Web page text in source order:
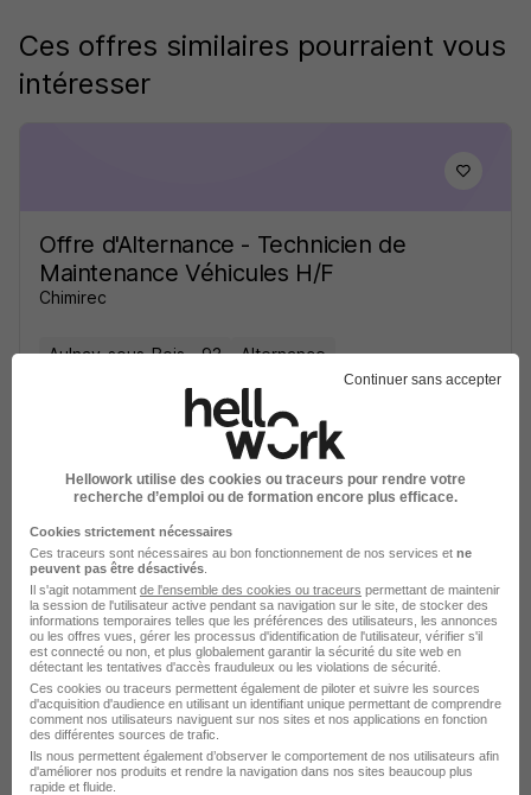
Ces offres similaires pourraient vous
intéresser
Offre d'Alternance - Technicien de
Maintenance Véhicules H/F
Chimirec
Aulnay-sous-Bois - 93 Alternance
Alternance - Technicien -
Technicienne de Maintenance H/F
ETF
Lisses - 91 Alternance 25 000 € / an
Voir l’offre
il y a 17 jours
Continuer sans accepter
Hellowork utilise des cookies ou traceurs pour rendre votre
recherche d’emploi ou de formation encore plus efficace.
Cookies strictement nécessaires
Ces traceurs sont nécessaires au bon fonctionnement de nos services et ne
peuvent pas être désactivés
Il s'agit notamment de l'ensemble des cookies ou traceurs permettant de maintenir
la session de l'utilisateur active pendant sa navigation sur le site, de stocker des
informations temporaires telles que les préférences des utilisateurs, les annonces
ou les offres vues, gérer les processus d'identification de l'utilisateur, vérifier s'il
est connecté ou non, et plus globalement garantir la sécurité du site web en
détectant les tentatives d'accès frauduleux ou les violations de sécurité.
Ces cookies ou traceurs permettent également de piloter et suivre les sources
d'acquisition d'audience en utilisant un identifiant unique permettant de comprendre
comment nos utilisateurs naviguent sur nos sites et nos applications en fonction
des différentes sources de trafic.
Ils nous permettent également d’observer le comportement de nos utilisateurs afin
d'améliorer nos produits et rendre la navigation dans nos sites beaucoup plus
rapide et fluide.